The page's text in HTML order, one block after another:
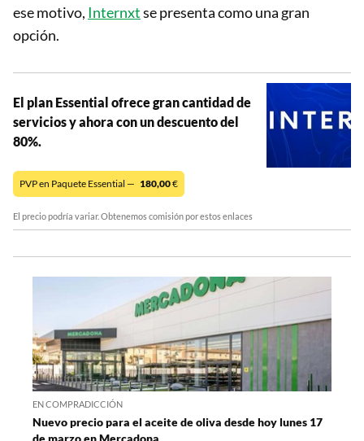
ese motivo, Internxtse presenta como una gran
opción.
El plan Essential ofrece gran cantidad de
servicios y ahora con un descuento del
80%.
PVP en Paquete Essential — 180,00€
El precio podría variar. Obtenemos comisión por estos enlaces
EN COMPRADICCIÓN
Nuevo precio para el aceite de oliva desde hoy lunes 17
de marzo en Mercadona